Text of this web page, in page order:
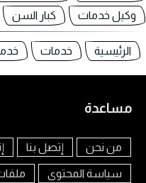
وكيل خدمات
كبار السن
الرئيسية خدمات
مساعدة
من نحن إتصل بنا
سياسة المحتوى